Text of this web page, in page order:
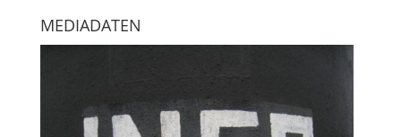
MEDIADATEN